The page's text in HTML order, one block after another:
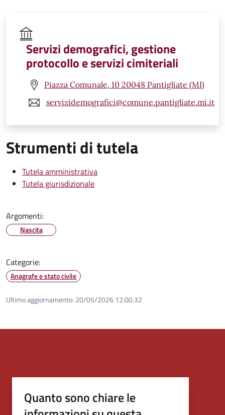
Servizi demografici, gestione
protocollo e servizi cimiteriali
Piazza Comunale, 10 20048 Pantigliate (MI)
servizidemografici@comune.pantigliate.mi.it
Strumenti di tutela
Tutela amministrativa
Tutela giurisdizionale
Argomenti:
Nascita
Categorie:
Anagrafe e stato civile
Ultimo aggiornamento: 20/05/2026 12:00.32
Quanto sono chiare le